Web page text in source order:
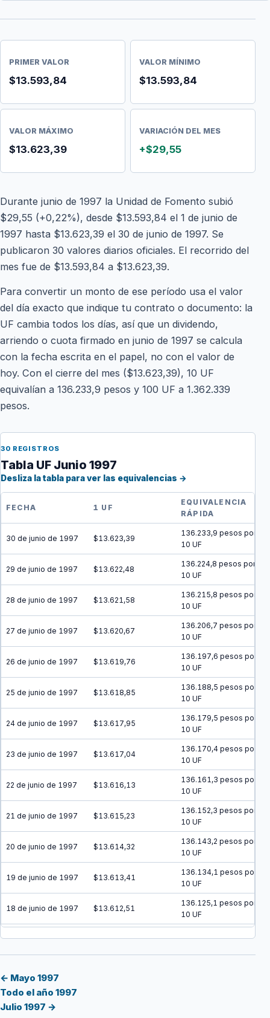
PRIMER VALOR
$13.593,84
VALOR MÍNIMO
$13.593,84
VALOR MÁXIMO
$13.623,39
VARIACIÓN DEL MES
+$29,55
Durante junio de 1997 la Unidad de Fomento subió
$29,55 (+0,22%), desde $13.593,84 el 1 de junio de
1997 hasta $13.623,39 el 30 de junio de 1997. Se
publicaron 30 valores diarios oficiales. El recorrido del
mes fue de $13.593,84 a $13.623,39.
Para convertir un monto de ese período usa el valor
del día exacto que indique tu contrato o documento: la
UF cambia todos los días, así que un dividendo,
arriendo o cuota firmado en junio de 1997 se calcula
con la fecha escrita en el papel, no con el valor de
hoy. Con el cierre del mes ($13.623,39), 10 UF
equivalían a 136.233,9 pesos y 100 UF a 1.362.339
pesos.
30 REGISTROS
Tabla UF Junio 1997
Desliza la tabla para ver las equivalencias →
FECHA 1 UF
EQUIVALENCIA
RÁPIDA
30 de junio de 1997 $13.623,39
136.233,9 pesos por
10 UF
29 de junio de 1997 $13.622,48
136.224,8 pesos por
10 UF
28 de junio de 1997 $13.621,58
136.215,8 pesos por
10 UF
27 de junio de 1997 $13.620,67
136.206,7 pesos por
10 UF
26 de junio de 1997 $13.619,76
136.197,6 pesos por
10 UF
25 de junio de 1997 $13.618,85
136.188,5 pesos por
10 UF
24 de junio de 1997 $13.617,95
136.179,5 pesos por
10 UF
23 de junio de 1997 $13.617,04
136.170,4 pesos por
10 UF
22 de junio de 1997 $13.616,13
136.161,3 pesos por
10 UF
21 de junio de 1997 $13.615,23
136.152,3 pesos por
10 UF
20 de junio de 1997 $13.614,32
136.143,2 pesos por
10 UF
19 de junio de 1997 $13.613,41
136.134,1 pesos por
10 UF
18 de junio de 1997 $13.612,51
136.125,1 pesos por
10 UF
17 de junio de 1997 $13.611,60
15 de junio de 1997
← Mayo 1997
Todo el año 1997
Julio 1997 →